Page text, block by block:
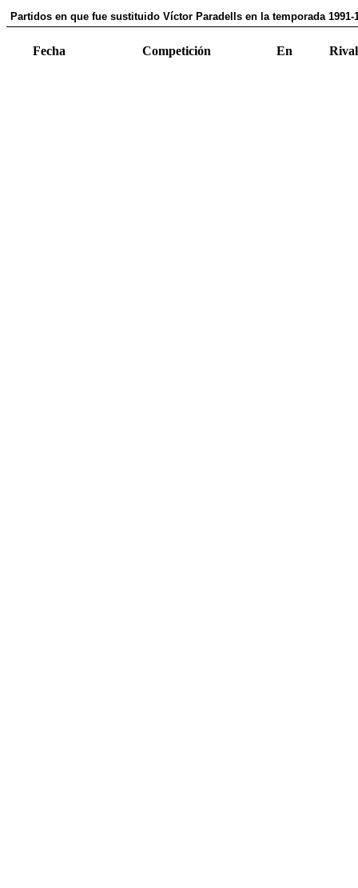
Partidos en que fue sustituido Víctor Paradells en la temporada 1991-
Fecha Competición En Rival